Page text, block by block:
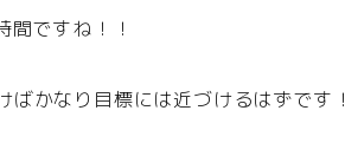
ですね！！
かなり目標には近づけるはずです！